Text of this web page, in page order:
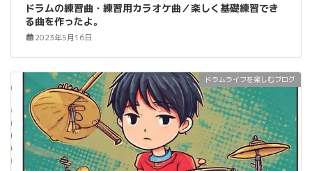
ドラムの練習曲・練習用カラオケ曲／楽しく基礎練習でき
る曲を作ったよ。
2023年5月16日
ドラムライフを楽しむブログ